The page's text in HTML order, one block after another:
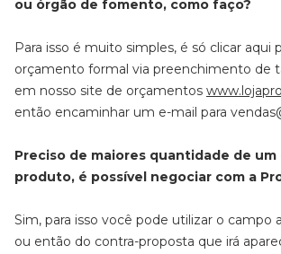
ou órgão de fomento, como faço?
Para isso é muito simples, é só clicar aqui
orçamento formal via preenchimento de
em nosso site de orçamentos
então encaminhar um e-mail para
Preciso de maiores quantidade de
produto, é possível negociar com a
Sim, para isso você pode utilizar o campo
ou então do contra-proposta que irá